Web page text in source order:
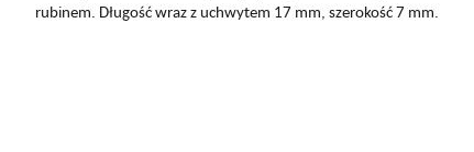
rubinem. Długość wraz z uchwytem 17 mm, szerokość 7 mm.